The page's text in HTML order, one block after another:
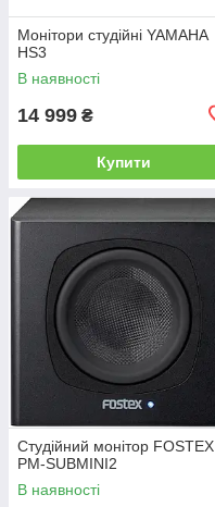
Монітори студійні YAMAHA
HS3
В наявності
14 999 ₴
Купити
Студійний монітор FOSTEX
PM-SUBMINI2
В наявності